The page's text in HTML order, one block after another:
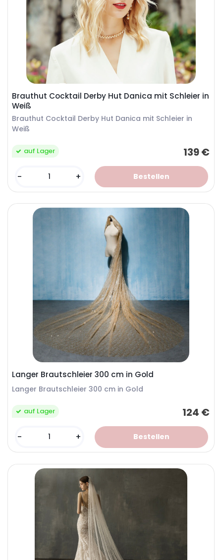
Brauthut Cocktail Derby Hut Danica mit Schleier in
Weiß
Brauthut Cocktail Derby Hut Danica mit Schleier in
Weiß
139 €
auf Lager
- +
Langer Brautschleier 300 cm in Gold
Langer Brautschleier 300 cm in Gold
124 €
auf Lager
- +